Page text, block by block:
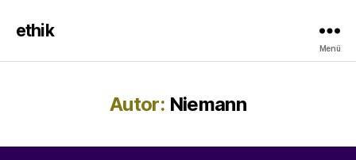
ethik
Menü
Autor: Niemann